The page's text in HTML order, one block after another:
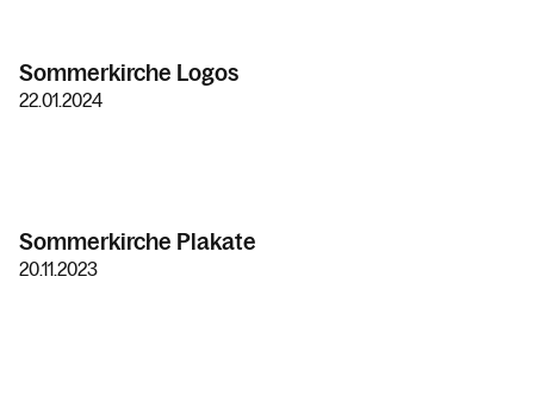
Sommerkirche Logos
22.01.2024
Sommerkirche Plakate
20.11.2023